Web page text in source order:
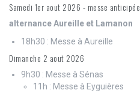
Samedi 1er aout 2026 - messe anticipée
alternance Aureille et Lamanon
18h30 : Messe à Aureille
Dimanche 2 aout 2026
9h30 : Messe à Sénas
11h : Messe à Eyguières